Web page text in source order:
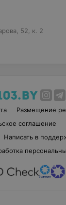
52, к. 2
Размещение
соглашение
Написать в